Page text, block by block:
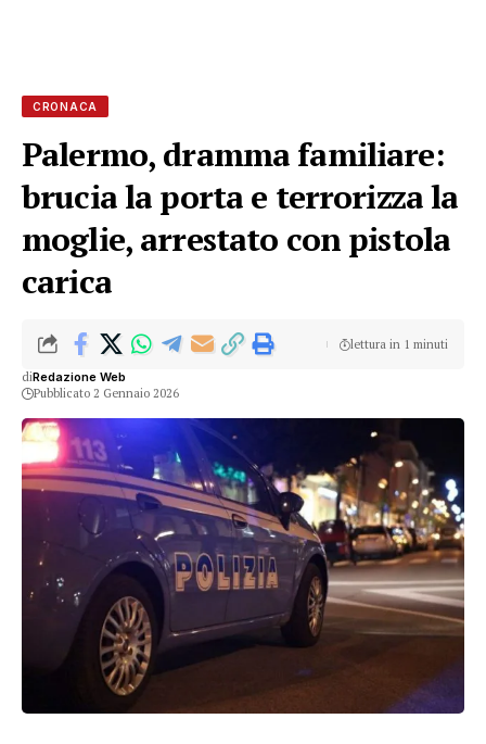
CRONACA
Palermo, dramma familiare:
brucia la porta e terrorizza la
moglie, arrestato con pistola
carica
diRedazione Web
Pubblicato 2 Gennaio 2026
lettura in 1 minuti